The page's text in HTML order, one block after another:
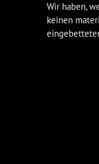
Wir haben,
keinen